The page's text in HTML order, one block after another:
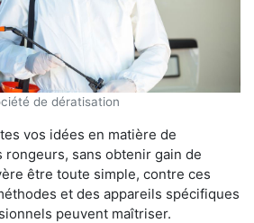
de dératisation
vos idées en matière de
sans obtenir gain de
être toute simple, contre ces
et des appareils spécifiques
peuvent maîtriser.